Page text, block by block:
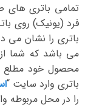
تمامی باتری های
فرد (یونیک) روی
می باشد که شما از
محصول خود مطلع
باتری وارد سایت “
را در محل مربوطه